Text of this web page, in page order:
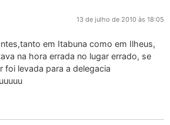
13 de julho de 2010 às 18:05
em Itabuna como em Ilheus,
na hora errada no lugar errado, se
levada para a delegacia